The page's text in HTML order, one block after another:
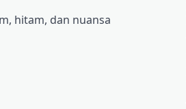
hitam, dan nuansa